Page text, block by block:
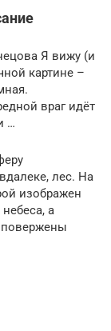
Я вижу (и
картине –
враг идёт
…
лес. На
изображен
а
повержены